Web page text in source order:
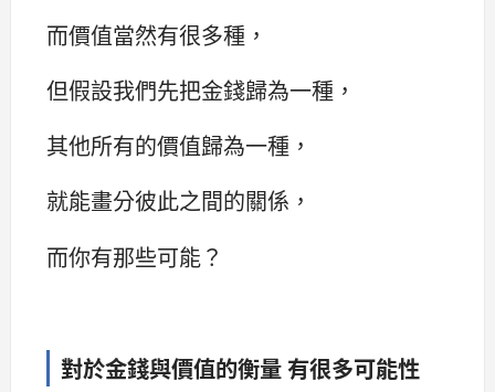
而價值當然有很多種，
但假設我們先把金錢歸為一種，
其他所有的價值歸為一種，
就能畫分彼此之間的關係，
而你有那些可能？
對於金錢與價值的衡量 有很多可能性